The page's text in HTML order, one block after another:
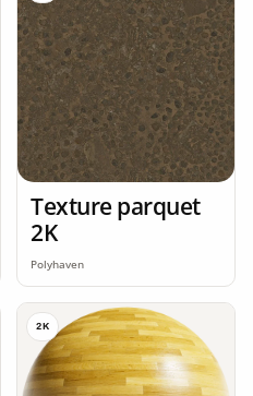
Texture parquet
2K
Polyhaven
2K